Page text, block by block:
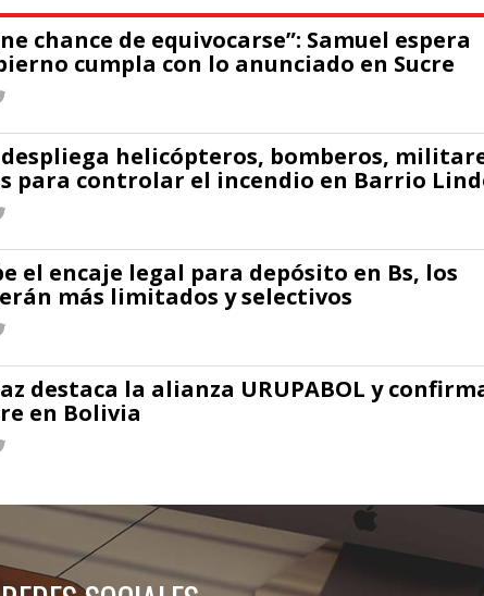
chance de equivocarse”: Samuel espera
cumpla con lo anunciado en Sucre
helicópteros, bomberos,
para controlar el incendio en Barrio
el encaje legal para depósito en Bs, los
más limitados y selectivos
destaca la alianza URUPABOL y
en Bolivia